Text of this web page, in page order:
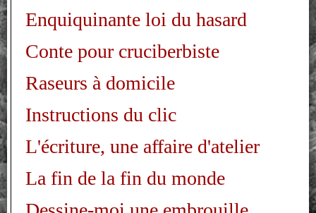
Enquiquinante loi du hasard
Conte pour cruciberbiste
Raseurs à domicile
Instructions du clic
L'écriture, une affaire d'atelier
La fin de la fin du monde